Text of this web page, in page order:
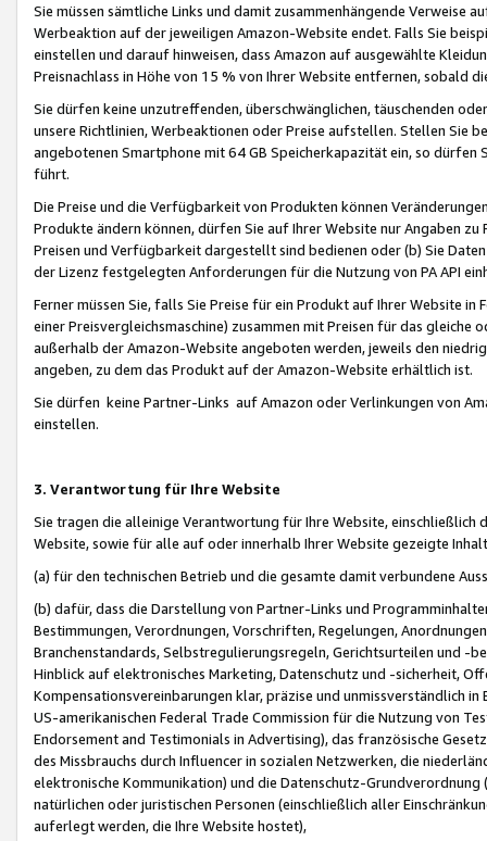
Sie müssen sämtliche Links und damit zusammenhängende
Werbeaktion auf der jeweiligen Amazon-Website endet. Falls Sie
einstellen und darauf hinweisen, dass Amazon auf ausgewählte
Preisnachlass in Höhe von 15 % von Ihrer Website entfernen, sobald
Sie dürfen keine unzutreffenden, überschwänglichen, täuschenden
unsere Richtlinien, Werbeaktionen oder Preise aufstellen. Stellen Sie
angebotenen Smartphone mit 64 GB Speicherkapazität ein, so dürfen
führt.
Die Preise und die Verfügbarkeit von Produkten können
Produkte ändern können, dürfen Sie auf Ihrer Website nur Angaben
Preisen und Verfügbarkeit dargestellt sind bedienen oder (b) Sie
der Lizenz festgelegten Anforderungen für die Nutzung von PA API
Ferner müssen Sie, falls Sie Preise für ein Produkt auf Ihrer Website
einer Preisvergleichsmaschine) zusammen mit Preisen für das
außerhalb der Amazon-Website angeboten werden, jeweils den
angeben, zu dem das Produkt auf der Amazon-Website erhältlich ist.
Sie dürfen keine Partner-Links auf Amazon oder Verlinkungen von
einstellen.
3. Verantwortung für Ihre Website
Sie tragen die alleinige Verantwortung für Ihre Website,
Website, sowie für alle auf oder innerhalb Ihrer Website gezeigte
(a) für den technischen Betrieb und die gesamte damit verbundene
(b) dafür, dass die Darstellung von Partner-Links und
Bestimmungen, Verordnungen, Vorschriften, Regelungen,
Branchenstandards, Selbstregulierungsregeln, Gerichtsurteilen und -
Hinblick auf elektronisches Marketing, Datenschutz und -sicherheit,
Kompensationsvereinbarungen klar, präzise und unmissverständlich
US-amerikanischen Federal Trade Commission für die Nutzung von
Endorsement and Testimonials in Advertising), das französische
des Missbrauchs durch Influencer in sozialen Netzwerken, die
elektronische Kommunikation) und die Datenschutz-
natürlichen oder juristischen Personen (einschließlich aller
auferlegt werden, die Ihre Website hostet),